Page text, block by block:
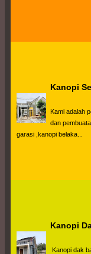
Kanopi
Kami adalah
dan
garasi ,kanopi belaka...
Kanopi
Kanopi dak